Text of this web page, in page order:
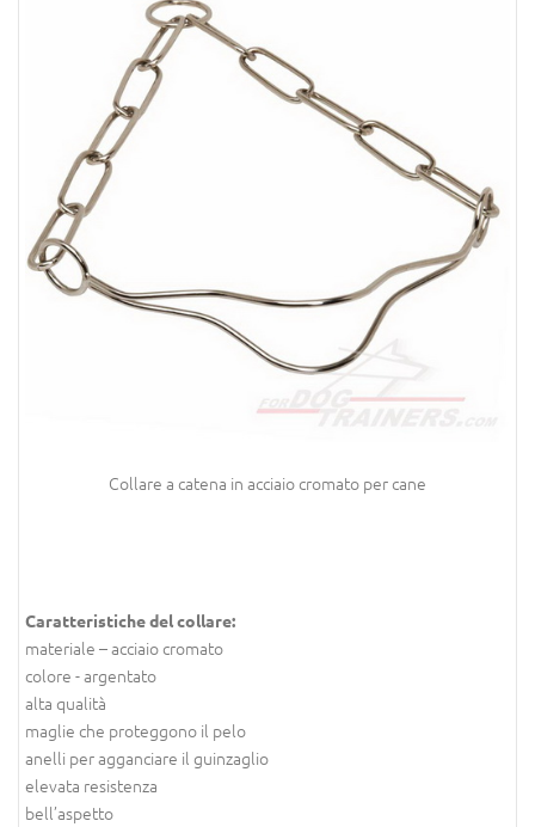
Collare a catena in acciaio cromato per cane
Caratteristiche del collare:
materiale – acciaio cromato
colore - argentato
alta qualità
maglie che proteggono il pelo
anelli per agganciare il guinzaglio
elevata resistenza
bell’aspetto